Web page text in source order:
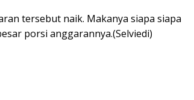
tersebut naik. Makanya siapa siapa
porsi anggarannya.(Selviedi)